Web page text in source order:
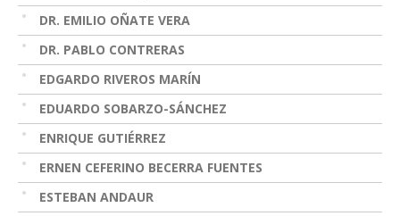
DR. EMILIO OÑATE VERA
DR. PABLO CONTRERAS
EDGARDO RIVEROS MARÍN
EDUARDO SOBARZO-SÁNCHEZ
ENRIQUE GUTIÉRREZ
ERNEN CEFERINO BECERRA FUENTES
ESTEBAN ANDAUR